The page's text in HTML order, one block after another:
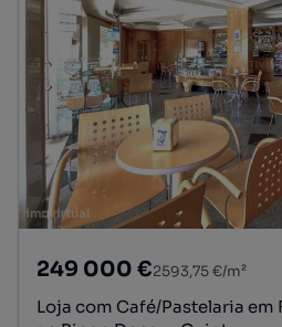
249 000 €2593,75 €/m²
Loja com Café/Pastelaria